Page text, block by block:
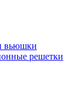
вьюшки
решетки